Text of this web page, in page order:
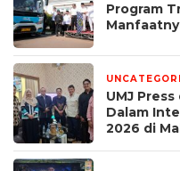
Program
UMJ
Dalam
2026 di